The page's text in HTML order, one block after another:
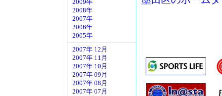
2009年
2008年
2007年
2006年
2005年
2007年 12月
2007年 11月
2007年 10月
2007年 09月
2007年 08月
2007年 07月